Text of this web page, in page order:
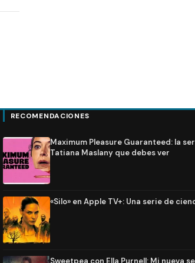
RECOMENDACIONES
Maximum Pleasure Guaranteed: la
Tatiana Maslany que debes ver
«Silo» en Apple TV+: Una serie de
Sweetpea con Ella Purnell: Mi nueva